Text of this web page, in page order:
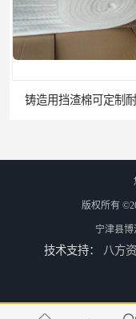
铸造用挡渣棉可定制
延安铸造过滤网
版权所有
宁津县博
技术支持： 八方